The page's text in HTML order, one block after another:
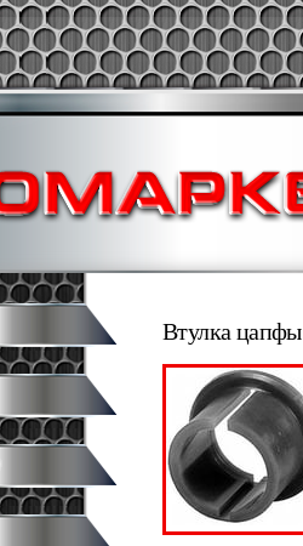
Втулка